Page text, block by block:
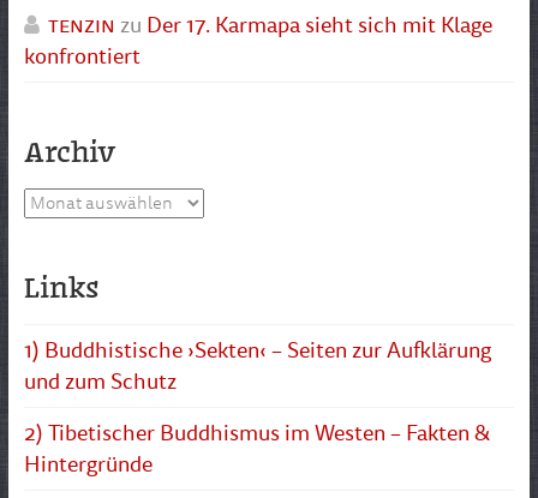
tenzin zu Der 17. Karmapa sieht sich mit Klage
konfrontiert
Archiv
Archiv
Links
1) Buddhistische ›Sekten‹ – Seiten zur Aufklärung
und zum Schutz
2) Tibetischer Buddhismus im Westen – Fakten &
Hintergründe